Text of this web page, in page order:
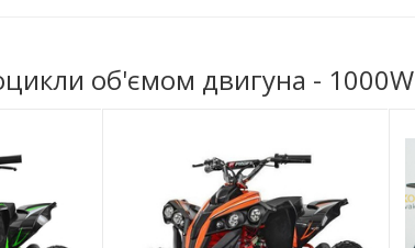
Передній / задній хід
MP3 плеєр
Фара задня
об'ємом двигуна - 1000W